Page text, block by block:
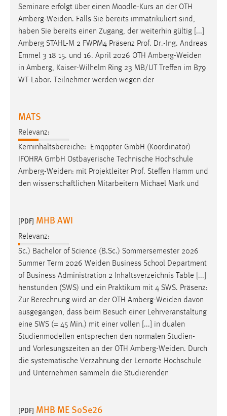
Seminare erfolgt über einen Moodle-Kurs an der OTH
Amberg-Weiden. Falls Sie bereits immatrikuliert sind,
haben Sie bereits einen Zugang, der weiterhin gültig [...]
Amberg STAHL-M 2 FWPM4 Präsenz Prof. Dr.-Ing. Andreas
Emmel 3 18 15. und 16. April 2026 OTH Amberg-Weiden
in Amberg, Kaiser-Wilhelm Ring 23 MB/UT Treffen im B79
WT-Labor. Teilnehmer werden wegen der
MATS
Relevanz:
Kerninhaltsbereiche: ​ Emqopter GmbH (Koordinator)
IFOHRA GmbH Ostbayerische Technische Hochschule
Amberg-Weiden: mit Projektleiter Prof. Steffen Hamm und
den wissenschaftlichen Mitarbeitern Michael Mark und
[PDF] MHB AWI
Relevanz:
Sc.) Bachelor of Science (B.Sc.) Sommersemester 2026
Summer Term 2026 Weiden Business School Department
of Business Administration 2 Inhaltsverzeichnis Table [...]
henstunden (SWS) und ein Praktikum mit 4 SWS. Präsenz:
Zur Berechnung wird an der OTH Amberg-Weiden davon
ausgegangen, dass beim Besuch einer Lehrveranstaltung
eine SWS (= 45 Min.) mit einer vollen [...] in dualen
Studienmodellen entsprechen den normalen Studien-
und Vorlesungszeiten an der OTH Amberg-Weiden. Durch
die systematische Verzahnung der Lernorte Hochschule
und Unternehmen sammeln die Studierenden
[PDF] MHB ME SoSe26